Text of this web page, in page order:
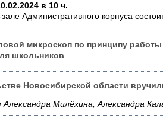
в 10 ч.
Административного корпуса
микроскоп по принципу
школьников
Новосибирской области
Александра Милёхина, Александра